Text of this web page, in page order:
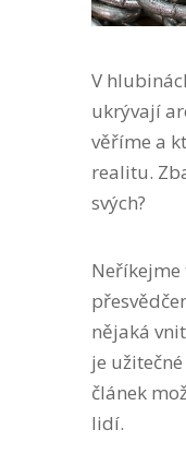
V
ukrývají
věříme a
realitu.
svých?
nějaká
je
článek
lidí.